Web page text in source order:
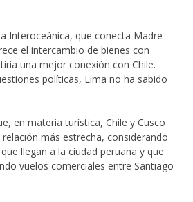
Interoceánica, que conecta Madre
el intercambio de bienes con
una mejor conexión con Chile.
políticas, Lima no ha sabido
en materia turística, Chile y Cusco
más estrecha, considerando
llegan a la ciudad peruana y que
vuelos comerciales entre Santiago